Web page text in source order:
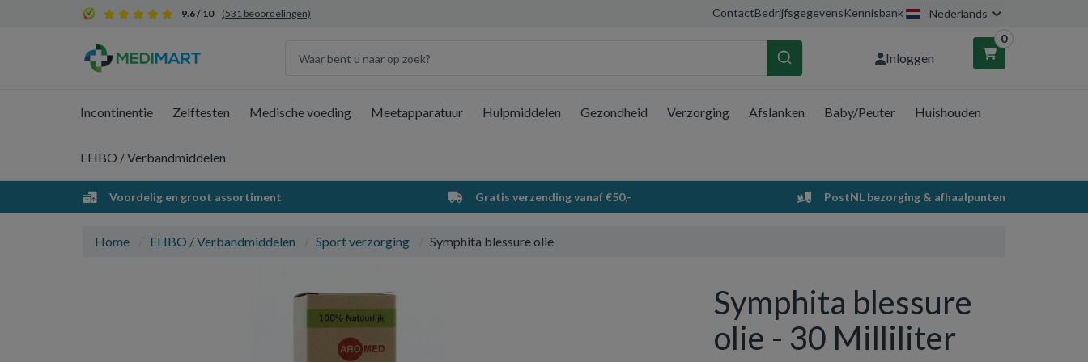
9.6 / 10 (531 beoordelingen) ContactBedrijfsgegevensKennisbank Nederlands
Inloggen
0
Winkelwagen
Uw winkelwagen is leeg.
Vul hem met producten.
Incontinentie Zelftesten Medische voeding Meetapparatuur Hulpmiddelen Gezondheid Verzorging Afslanken Baby/Peuter Huishouden
EHBO / Verbandmiddelen
Voordelig en groot assortiment Gratis verzending vanaf €50,- PostNL bezorging & afhaalpunten
Home EHBO / Verbandmiddelen Sport verzorging Symphita blessure olie
Symphita blessure
olie - 30 Milliliter